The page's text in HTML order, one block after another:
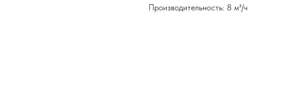
Производительность: 8 м³/ч